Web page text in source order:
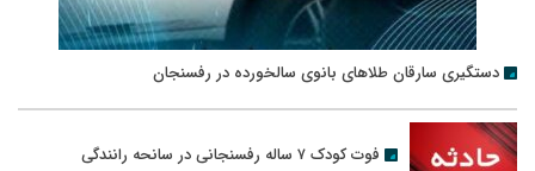
دستگیری سارقان طلاهای بانوی سالخورده در رفسنجان
فوت کودک ۷ ساله رفسنجانی در سانحه رانندگی